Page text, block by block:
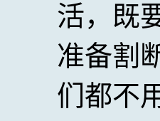
活，既
准备割
们都不